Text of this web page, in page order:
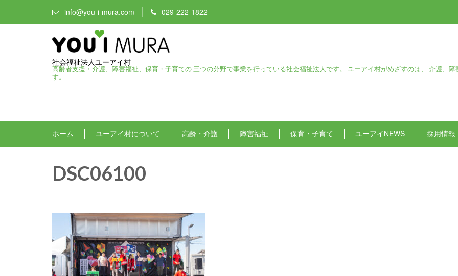
info@you-i-mura.com 029-222-1822
社会福祉法人ユーアイ村
高齢者支援・介護、障害福祉、保育・子育ての 三つの分野で事業を行っている社会福祉法人です。 ユーアイ村がめざすのは、 介護、
す。
ホーム ユーアイ村について 高齢・介護 障害福祉 保育・子育て ユーアイNEWS 採用情報
DSC06100